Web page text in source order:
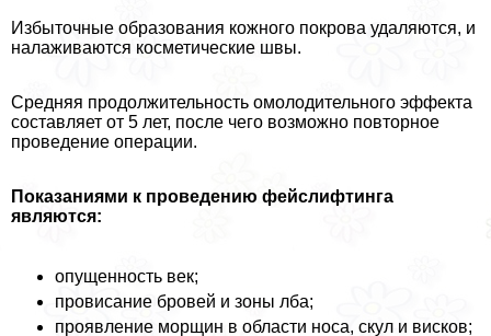
Избыточные образования кожного покрова удаляются, и
налаживаются косметические швы.
Средняя продолжительность омолодительного эффекта
составляет от 5 лет, после чего возможно повторное
проведение операции.
Показаниями к проведению фейслифтинга
являются:
опущенность век;
провисание бровей и зоны лба;
проявление морщин в области носа, скул и висков;